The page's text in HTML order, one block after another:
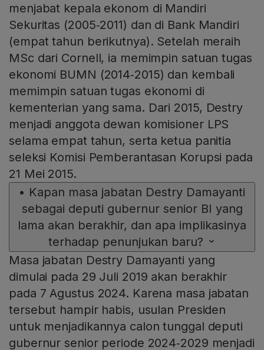
menjabat kepala ekonom di Mandiri
Sekuritas (2005‑2011) dan di Bank Mandiri
(empat tahun berikutnya). Setelah meraih
MSc dari Cornell, ia memimpin satuan tugas
ekonomi BUMN (2014‑2015) dan kembali
memimpin satuan tugas ekonomi di
kementerian yang sama. Dari 2015, Destry
menjadi anggota dewan komisioner LPS
selama empat tahun, serta ketua panitia
seleksi Komisi Pemberantasan Korupsi pada
21 Mei 2015.
• Kapan masa jabatan Destry Damayanti
sebagai deputi gubernur senior BI yang
lama akan berakhir, dan apa implikasinya
terhadap penunjukan baru?
Masa jabatan Destry Damayanti yang
dimulai pada 29 Juli 2019 akan berakhir
pada 7 Agustus 2024. Karena masa jabatan
tersebut hampir habis, usulan Presiden
untuk menjadikannya calon tunggal deputi
gubernur senior periode 2024‑2029 menjadi